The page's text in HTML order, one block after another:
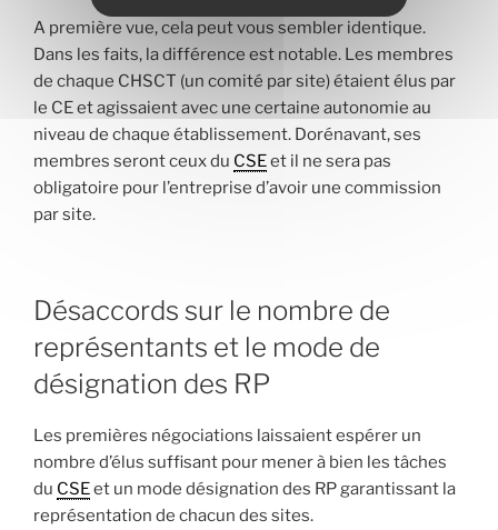
A première vue, cela peut vous sembler identique.
Dans les faits, la différence est notable. Les membres
de chaque CHSCT (un comité par site) étaient élus par
le CE et agissaient avec une certaine autonomie au
niveau de chaque établissement. Dorénavant, ses
membres seront ceux du CSEet il ne sera pas
obligatoire pour l’entreprise d’avoir une commission
par site.
Désaccords sur le nombre de
représentants et le mode de
désignation des RP
Les premières négociations laissaient espérer un
nombre d’élus suffisant pour mener à bien les tâches
du CSEet un mode désignation des RP garantissant la
représentation de chacun des sites.